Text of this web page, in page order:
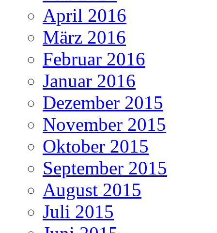
April 2016
März 2016
Februar 2016
Januar 2016
Dezember 2015
November 2015
Oktober 2015
September 2015
August 2015
Juli 2015